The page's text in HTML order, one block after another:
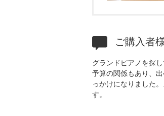
ご購入者
グランドピアノを探
予算の関係もあり、
っかけになりました
す。